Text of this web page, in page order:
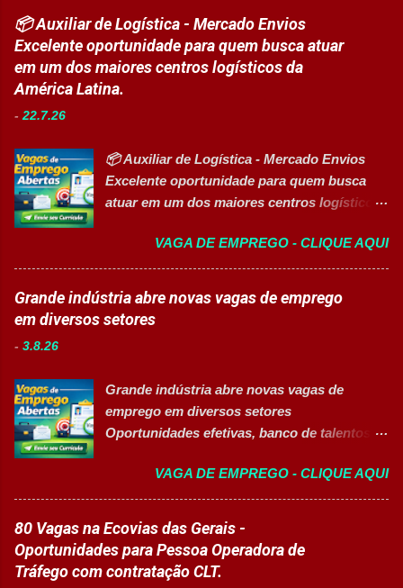
em Gestão e Serviços de Gastronomia
(Turma Vespertina) Aperfeiçoamento em
Gestão e Serviços de Gastronomia (Turma
Noturna) Estratégia de Vendas e
Gastronomia (Tarde): Aulas de 13h...
com novas oportunidades abertas para
profissionais que desejam atuar em um
ambiente inovador, colaborativo e voltado
para o desenvolvimento de pessoas. As
profissionais com diferentes perfis e níveis
de experiência. Vagas disponíveis Analista
de Projetos Pleno Auxiliar de Almoxarifado
Manutenção II Banco de Talentos Áreas de
atuação Produção Industrial. Logística.
Almoxarifado. Projetos. Engenharia.
Manutenção Industrial. Operações. Banco de
📦 Auxiliar de Logística - Mercado Envios
Excelente oportunidade para quem busca atuar
em um dos maiores centros logísticos da
América Latina.
- 22.7.26
📦 Auxiliar de Logística - Mercado Envios
Excelente oportunidade para quem busca
atuar em um dos maiores centros logísticos
📋 Sobre a oportunidade O Mercado Envios
está com oportunidade para Auxiliar de
Logística . A empresa busca profissionais
comprometidos, organizados e que desejam
Receber produtos no centro de distribuição;
Embalar e etiquetar mercadorias; Conferir
documentos, registros e embalagens;
logísticos; Contribuir com melhorias na
operação; Atuar em equipe para garantir
agilidade nas entregas. ✅ Requisitos Ensino
Fundamental completo; Não é necessário
possuir experiência anterior; Perfil
VAGA DE EMPREGO - CLIQUE AQUI
Grande indústria abre novas vagas de emprego
em diversos setores
- 3.8.26
Grande indústria abre novas vagas de
emprego em diversos setores
Oportunidades efetivas, banco de talentos e
Deficiência (PcD) 👉 CANDIDATAR AGORA
Sobre as oportunidades Uma das maiores
indústrias do setor de calçados e bens de
consumo está com novas oportunidades de
emprego abertas para profissionais de
diferentes áreas e níveis de experiência. Há
VAGA DE EMPREGO - CLIQUE AQUI
80 Vagas na Ecovias das Gerais -
Oportunidades para Pessoa Operadora de
Tráfego com contratação CLT.